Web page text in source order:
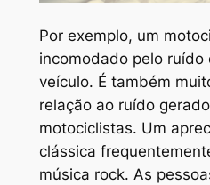
Por exemplo, um
incomodado pelo ruído
veículo. É também
relação ao ruído
motociclistas. Um
clássica
música rock. As